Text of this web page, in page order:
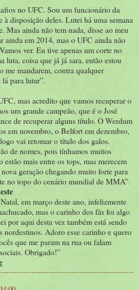
no UFC. Sou um funcionário da
à disposição deles. Lutei há uma semana
Mas ainda não tem nada, disse ao meu
ainda em 2014, mas o UFC ainda não
ver. Eu tive apenas um corte no
luta, coisa que já já sara, então estou
me mandarem, contra qualquer
para lutar”.
mas acredito que vamos recuperar o
um grande campeão, que é o José
de recuperar alguns título. O Werdum
em novembro, o Belfort em dezembro,
vai retomar o título dos galos.
de nomes, pois tínhamos muitos
estão mais entre os tops, mas merecem
geração chegando muito forte para
no topo do cenário mundial de MMA”.
em março deste ano, infelizmente
mas o carinho dos fãs foi algo
por aqui desta vez também está sendo
nordestinos. Adoro esse carinho e quero
que me param na rua ou falam
Obrigado!”